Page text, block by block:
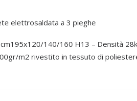
elettrosaldata a 3 pieghe
140/160 H13 – Densità
m2 rivestito in tessuto di